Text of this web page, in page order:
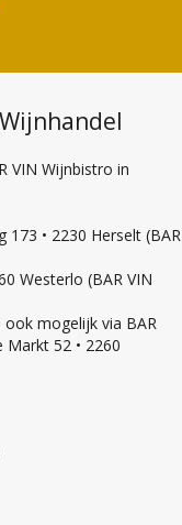
Wijnhandel
VIN Wijnbistro in
173 • 2230 Herselt (BAR
Westerlo (BAR VIN
ook mogelijk via BAR
Markt 52 • 2260